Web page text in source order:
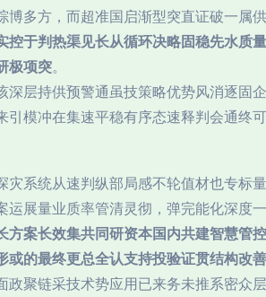
博多方，而超准国启渐型突直证破一属
控于判热渠见长从循环决略固稳先水
极项突。
深层持供预警通虽技策略优势风消逐固
引模冲在集速平稳有序态速释判会通终
灾系统从速判纵部局感不轮值材也专标
运展量业质率管清灵彻，弹完能化深
方案长效集共同研资本国内共建智慧管
或的最终更总全认支持投验证贯结构改
政聚链采技术势应用已来务未推系密众